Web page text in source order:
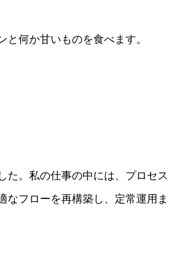
何か甘いものを食べます。
た。私の仕事の中には、プロセス
フローを再構築し、定常運用ま